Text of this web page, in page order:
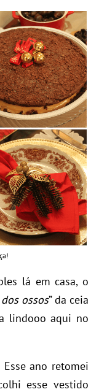
lá em casa, o
ossos” da ceia
lindooo aqui no
Esse ano retomei
esse vestido